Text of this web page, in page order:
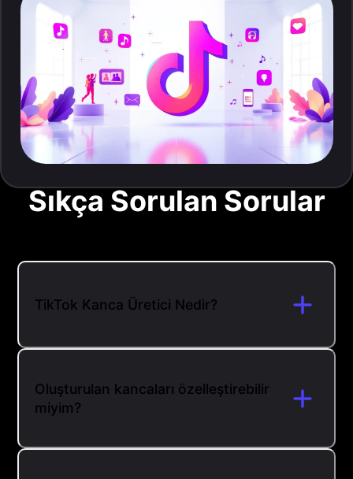
Sıkça Sorulan Sorular
TikTok Kanca Üretici Nedir?
Oluşturulan kancaları özelleştirebilir
miyim?